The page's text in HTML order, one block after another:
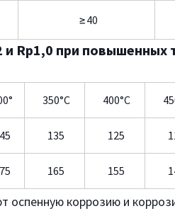
≥40
Rp1,0 при повышенных
350°C 400°C
135 125
165 155
коррозию и